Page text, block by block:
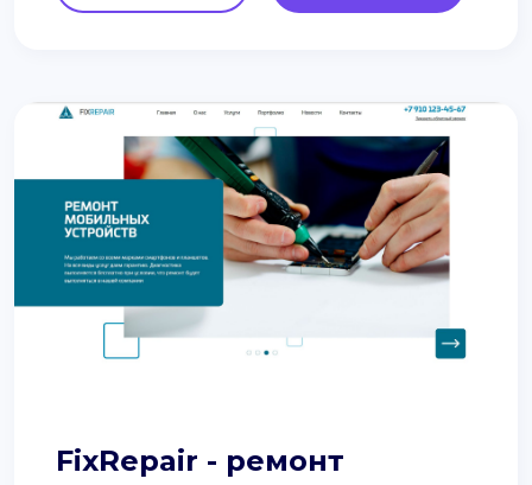
FixRepair - ремонт